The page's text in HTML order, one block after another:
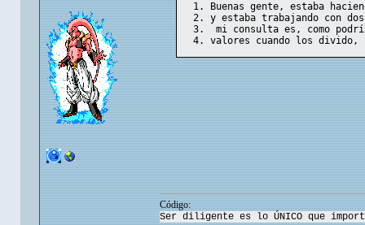
Buenas gente, estaba
y estaba trabajando con
mi consulta es, como
valores cuando los divido,
Código:
Ser diligente es lo ÚNICO que